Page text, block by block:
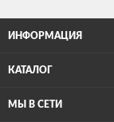
ИНФОРМАЦИЯ
КАТАЛОГ
МЫ В СЕТИ